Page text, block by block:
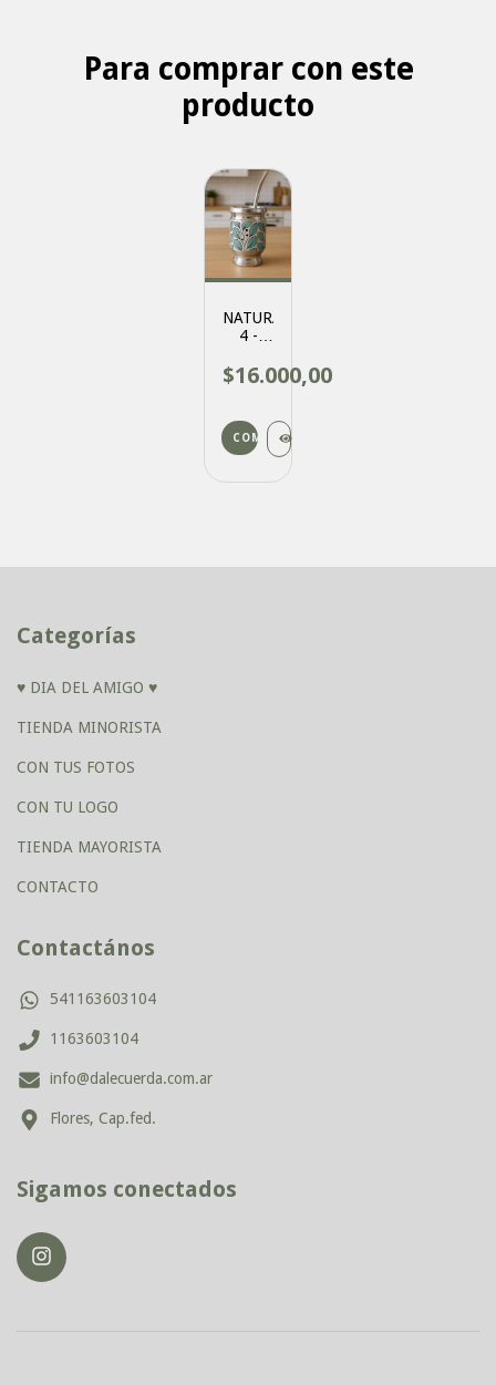
Para comprar con este
producto
NATURAL
4 -
$16.000,00
Categorías
♥ DIA DEL AMIGO ♥
TIENDA MINORISTA
CON TUS FOTOS
CON TU LOGO
TIENDA MAYORISTA
CONTACTO
Contactános
541163603104
1163603104
info@dalecuerda.com.ar
Flores, Cap.fed.
Sigamos conectados